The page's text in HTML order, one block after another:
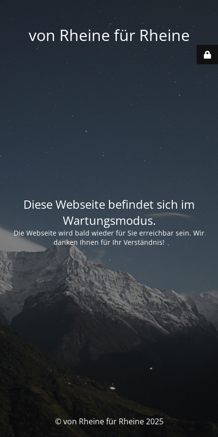
von Rheine für Rheine
Diese Webseite befindet sich im
Wartungsmodus.
Die Webseite wird bald wieder für Sie erreichbar sein. Wir
danken Ihnen für Ihr Verständnis!
© von Rheine für Rheine 2025